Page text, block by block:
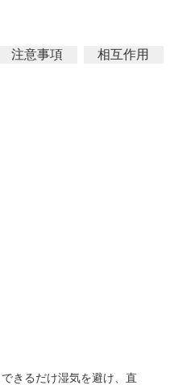
注意事項
相互作用
きるだけ湿気を避け、直